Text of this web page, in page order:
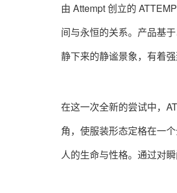
由 Attempt 创立的
间与永恒的关系。产品基
静下来的静谧景象，有着强
在这一次全新的尝试中，
角，使服装形态定格在一
人的生命与性格。通过对